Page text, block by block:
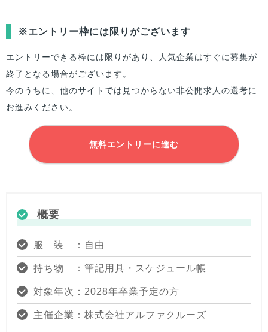
※エントリー枠には限りがございます
エントリーできる枠には限りがあり、人気企業はすぐに募集が
終了となる場合がございます。
今のうちに、他のサイトでは見つからない非公開求人の選考に
お進みください。
無料エントリーに進む
概要
服 装 ：自由
持ち物 ：筆記用具・スケジュール帳
対象年次：2028年卒業予定の方
主催企業：株式会社アルファクルーズ